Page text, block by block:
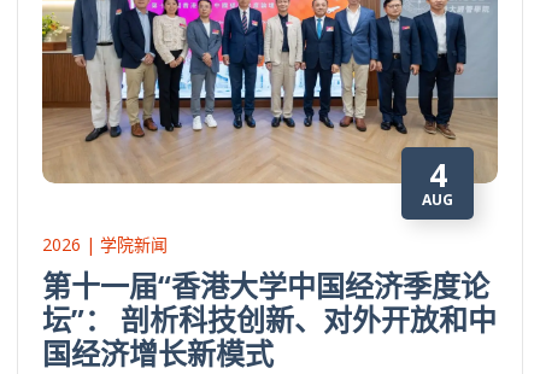
4
AUG
2026 | 学院新闻
第十一届“香港大学中国经济季度论
坛”： 剖析科技创新、对外开放和中
国经济增长新模式